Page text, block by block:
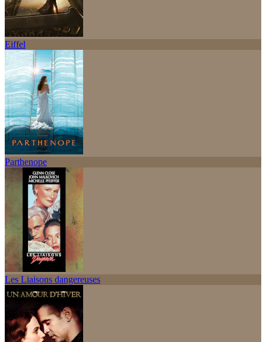
Eiffel
Parthenope
Les Liaisons dangereuses